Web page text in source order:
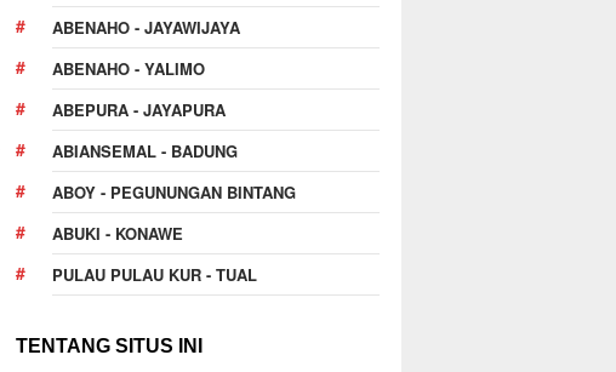
ABENAHO - JAYAWIJAYA
ABENAHO - YALIMO
ABEPURA - JAYAPURA
ABIANSEMAL - BADUNG
ABOY - PEGUNUNGAN BINTANG
ABUKI - KONAWE
PULAU PULAU KUR - TUAL
TENTANG SITUS INI